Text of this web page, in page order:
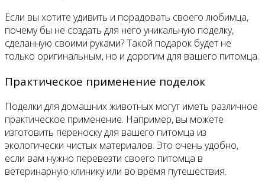
Если вы хотите удивить и порадовать своего любимца,
почему бы не создать для него уникальную поделку,
сделанную своими руками? Такой подарок будет не
только оригинальным, но и дорогим для вашего питомца.
Практическое применение поделок
Поделки для домашних животных могут иметь различное
практическое применение. Например, вы можете
изготовить переноску для вашего питомца из
экологически чистых материалов. Это очень удобно,
если вам нужно перевезти своего питомца в
ветеринарную клинику или во время путешествия.